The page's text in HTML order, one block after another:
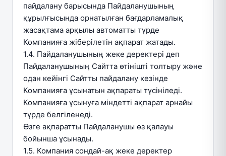
пайдалану барысында Пайдаланушының
құрылғысында орнатылған бағдарламалық
жасақтама арқылы автоматты түрде
Компанияға жіберілетін ақпарат жатады.
1.4. Пайдаланушының жеке деректері деп
Пайдаланушының Сайтта өтінішті толтыру және
одан кейінгі Сайтты пайдалану кезінде
Компанияға ұсынатын ақпараты түсініледі.
Компанияға ұсынуға міндетті ақпарат арнайы
түрде белгіленеді.
Өзге ақпаратты Пайдаланушы өз қалауы
бойынша ұсынады.
1.5. Компания сондай-ақ жеке деректер